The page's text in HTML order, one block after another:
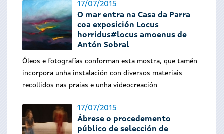
17/07/2015
O mar entra na Casa da Parra
coa exposición Locus
horridus#locus amoenus de
Antón Sobral
Óleos e fotografías conforman esta mostra, que tamén
incorpora unha instalación con diversos materiais
recollidos nas praias e unha videocreación
17/07/2015
Ábrese o procedemento
público de selección de